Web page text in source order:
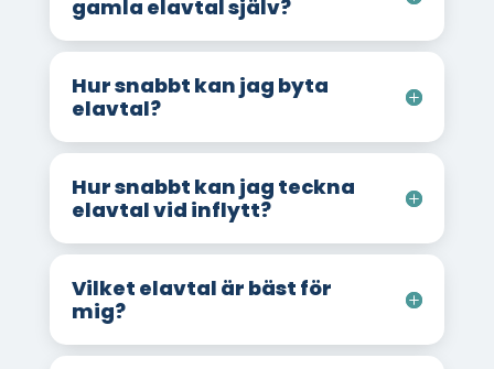
gamla elavtal själv?
Hur snabbt kan jag byta
elavtal?
Hur snabbt kan jag teckna
elavtal vid inflytt?
Vilket elavtal är bäst för
mig?